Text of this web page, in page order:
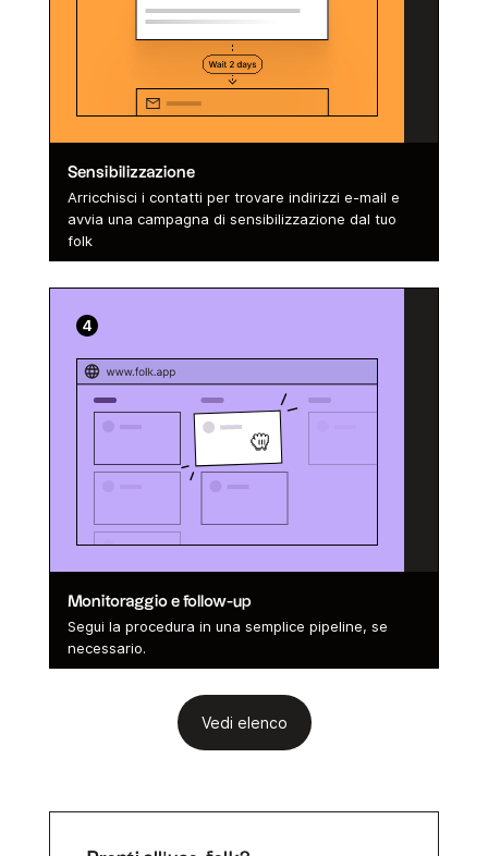
Sensibilizzazione
Arricchisci i contatti per trovare indirizzi e-mail e
avvia una campagna di sensibilizzazione dal tuo
folk
Monitoraggio e follow-up
Segui la procedura in una semplice pipeline, se
necessario.
Vedi elenco